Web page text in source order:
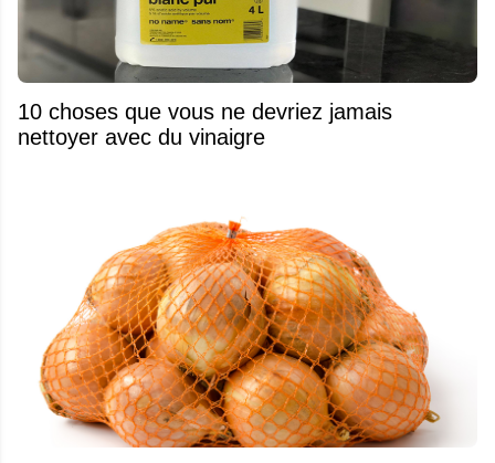
10 choses que vous ne devriez jamais
nettoyer avec du vinaigre